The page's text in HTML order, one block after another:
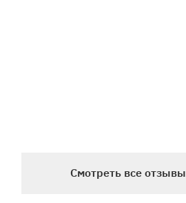
Смотреть все отзывы